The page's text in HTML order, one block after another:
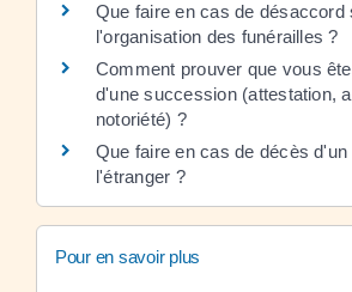
Que faire en cas de désaccord
l'organisation des funérailles ?
Comment prouver que vous
d'une succession (attestation,
notoriété) ?
Que faire en cas de décès d'un
l'étranger ?
Pour en savoir plus